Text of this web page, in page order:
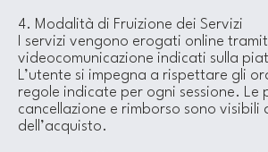
4. Modalità di Fruizione dei Servizi
I servizi vengono erogati online
videocomunicazione indicati sulla
L’utente si impegna a rispettare gli
regole indicate per ogni sessione. Le
cancellazione e rimborso sono visibili
dell’acquisto.